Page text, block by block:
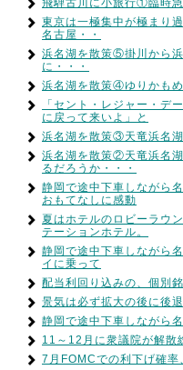
東京は一極集中が極まり
名古屋・・
浜名湖を散策⑤掛川から
に・・・
浜名湖を散策④ゆりかも
「セント・レジャー・デ
に戻って来いよ」と
浜名湖を散策③天竜浜名
浜名湖を散策②天竜浜名
るだろうか・・・
静岡で途中下車しながら
おもてなしに感動
夏はホテルのロビーラウ
テーションホテル。
静岡で途中下車しながら
イに乗って
配当利回り込みの、個別
景気は必ず拡大の後に後
静岡で途中下車しながら
11～12月に衆議院が解散
7月FOMCでの利下げ確率